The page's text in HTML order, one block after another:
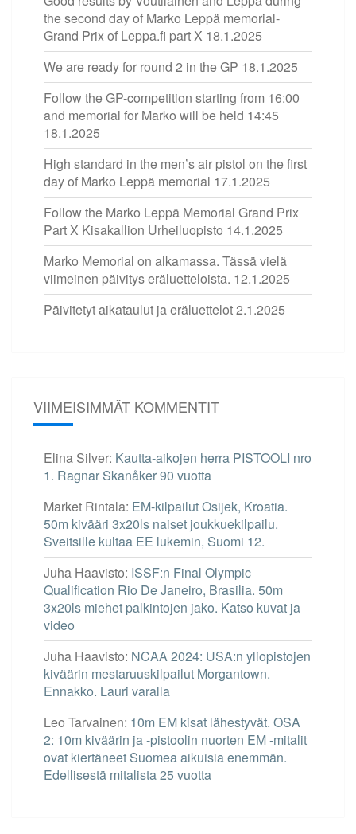
the second day of Marko Leppä memorial-
Grand Prix of Leppa.fi part X 18.1.2025
We are ready for round 2 in the GP 18.1.2025
Follow the GP-competition starting from 16:00
and memorial for Marko will be held 14:45
18.1.2025
High standard in the men’s air pistol on the first
day of Marko Leppä memorial 17.1.2025
Follow the Marko Leppä Memorial Grand Prix
Part X Kisakallion Urheiluopisto 14.1.2025
Marko Memorial on alkamassa. Tässä vielä
viimeinen päivitys eräluetteloista. 12.1.2025
Päivitetyt aikataulut ja eräluettelot2.1.2025
VIIMEISIMMÄT KOMMENTIT
Elina Silver: Kautta-aikojen herra PISTOOLI nro
1. Ragnar Skanåker 90 vuotta
Market Rintala: EM-kilpailut Osijek, Kroatia.
50m kivääri 3x20ls naiset joukkuekilpailu.
Sveitsille kultaa EE lukemin, Suomi 12.
Juha Haavisto: ISSF:n Final Olympic
Qualification Rio De Janeiro, Brasilia. 50m
3x20ls miehet palkintojen jako. Katso kuvat ja
video
Juha Haavisto: NCAA 2024: USA:n yliopistojen
kiväärin mestaruuskilpailut Morgantown.
Ennakko. Lauri varalla
Leo Tarvainen: 10m EM kisat lähestyvät. OSA
2: 10m kiväärin ja -pistoolin nuorten EM -mitalit
ovat kiertäneet Suomea aikuisia enemmän.
Edellisestä mitalista 25 vuotta